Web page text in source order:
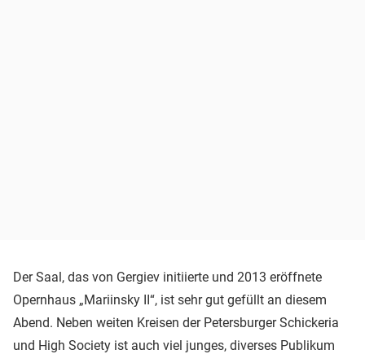
Der Saal, das von Gergiev initiierte und 2013 eröffnete
Opernhaus „Mariinsky II“, ist sehr gut gefüllt an diesem
Abend. Neben weiten Kreisen der Petersburger Schickeria
und High Society ist auch viel junges, diverses Publikum